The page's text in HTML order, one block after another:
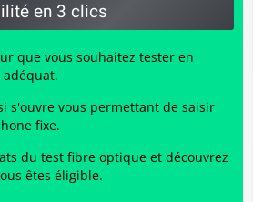
en 3 clics
que vous souhaitez tester en
s'ouvre vous permettant de saisir
fixe.
du test fibre optique et découvrez
êtes éligible.